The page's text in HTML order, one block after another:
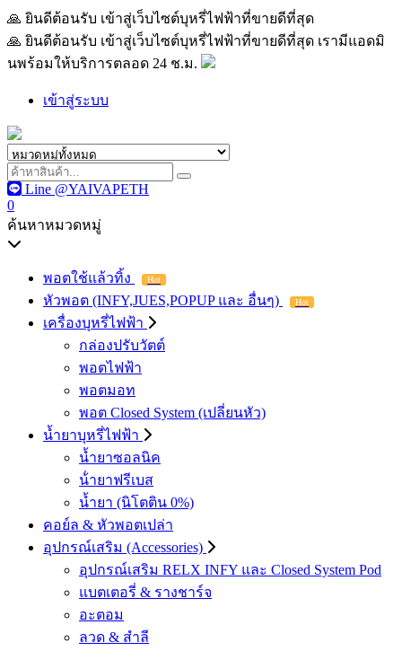
🙏 ยินดีต้อนรับ เข้าสู่เว็บไซต์บุหรี่ไฟฟ้าที่ขายดีที่สุด เรามีแอดมิน
🙏 ยินดีต้อนรับ เข้าสู่เว็บไซต์บุหรี่ไฟฟ้าที่ขายดีที่สุด เรามีแอดมิ
นพร้อมให้บริการตลอด 24 ช.ม.
เข้าสู่ระบบ
Line @YAIVAPETH
0
ค้นหาหมวดหมู่
พอตใช้แล้วทิ้ง Hot
หัวพอต (INFY,JUES,POPUP และ อื่นๆ) Hot
เครื่องบุหรี่ไฟฟ้า
กล่องปรับวัตต์
พอตไฟฟ้า
พอตมอท
พอต Closed System (เปลี่ยนหัว)
น้ำยาบุหรี่ไฟฟ้า
น้ำยาซอลนิค
น้ํายาฟรีเบส
น้ำยา (นิโตติน 0%)
คอย์ล & หัวพอตเปล่า
อุปกรณ์เสริม (Accessories)
อุปกรณ์เสริม RELX INFY และ Closed System Pod
แบตเตอรี่ & รางชาร์จ
อะตอม
ลวด ​& สำลี